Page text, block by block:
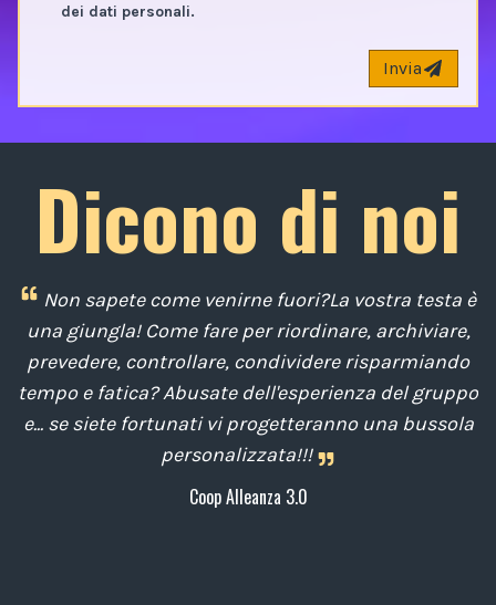
dei dati personali.
Invia
Dicono di noi
Non sapete come venirne fuori?La vostra testa è
una giungla! Come fare per riordinare, archiviare,
prevedere, controllare, condividere risparmiando
tempo e fatica? Abusate dell'esperienza del gruppo
e... se siete fortunati vi progetteranno una bussola
personalizzata!!!
Coop Alleanza 3.0